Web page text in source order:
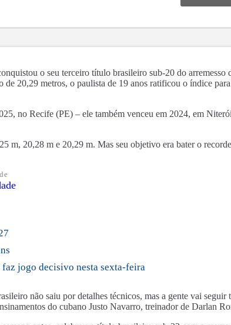
o seu terceiro título brasileiro sub-20 do arremesso
20,29 metros, o paulista de 19 anos ratificou o índice
no Recife (PE) – ele também venceu em 2024, em
m, 20,28 m e 20,29 m. Mas seu objetivo era bater o
jogo decisivo nesta sexta-feira
não saiu por detalhes técnicos, mas a gente vai seguir
do cubano Justo Navarro, treinador de Darlan